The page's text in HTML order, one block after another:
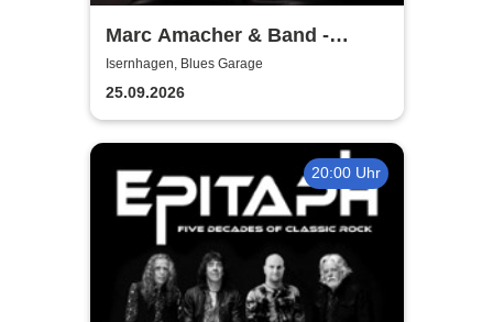
Marc Amacher & Band -
Overdrive Tour 2026
Isernhagen, Blues Garage
25.09.2026
20:00 Uhr